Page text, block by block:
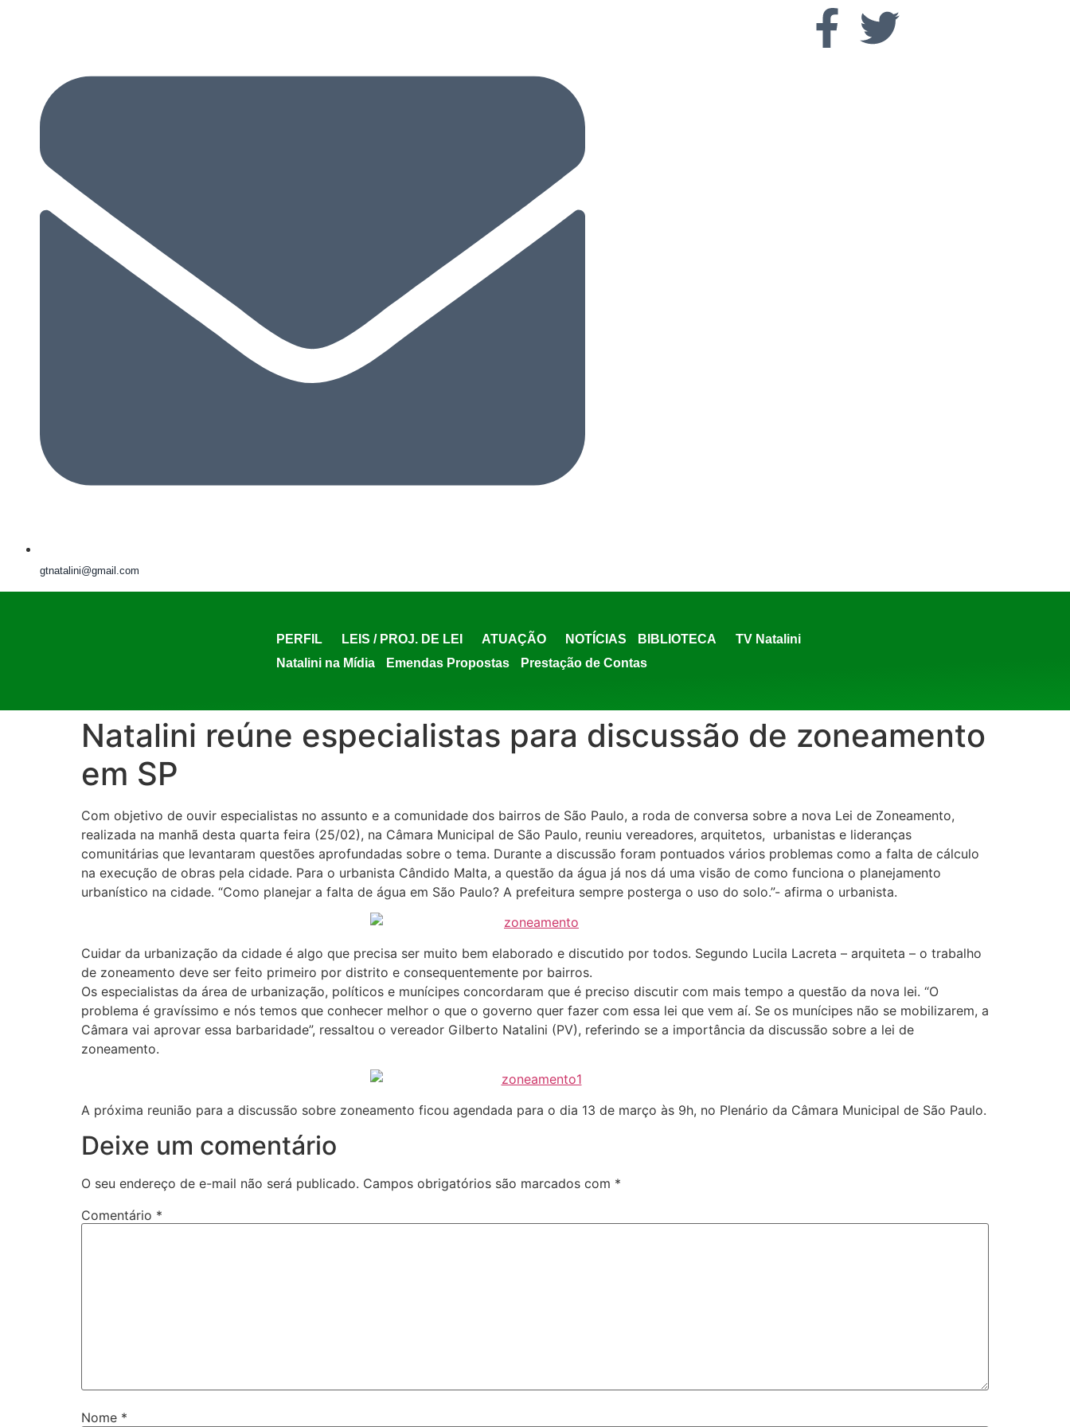
gtnatalini@gmail.com
PERFIL LEIS / PROJ. DE LEI ATUAÇÃO NOTÍCIAS BIBLIOTECA
TV Natalini
Natalini na Mídia
Emendas Propostas Prestação de Contas
Natalini reúne especialistas para discussão de zoneamento
em SP
Com objetivo de ouvir especialistas no assunto e a comunidade dos bairros de São Paulo, a roda de conversa sobre a nova Lei de Zoneamento,
realizada na manhã desta quarta feira (25/02), na Câmara Municipal de São Paulo, reuniu vereadores, arquitetos, urbanistas e lideranças
comunitárias que levantaram questões aprofundadas sobre o tema. Durante a discussão foram pontuados vários problemas como a falta de cálculo
na execução de obras pela cidade. Para o urbanista Cândido Malta, a questão da água já nos dá uma visão de como funciona o planejamento
urbanístico na cidade. “Como planejar a falta de água em São Paulo? A prefeitura sempre posterga o uso do solo.”- afirma o urbanista.
Cuidar da urbanização da cidade é algo que precisa ser muito bem elaborado e discutido por todos. Segundo Lucila Lacreta – arquiteta – o trabalho
de zoneamento deve ser feito primeiro por distrito e consequentemente por bairros.
Os especialistas da área de urbanização, políticos e munícipes concordaram que é preciso discutir com mais tempo a questão da nova lei. “O
problema é gravíssimo e nós temos que conhecer melhor o que o governo quer fazer com essa lei que vem aí. Se os munícipes não se mobilizarem, a
Câmara vai aprovar essa barbaridade”, ressaltou o vereador Gilberto Natalini (PV), referindo se a importância da discussão sobre a lei de
zoneamento.
A próxima reunião para a discussão sobre zoneamento ficou agendada para o dia 13 de março às 9h, no Plenário da Câmara Municipal de São Paulo.
Deixe um comentário
O seu endereço de e-mail não será publicado. Campos obrigatórios são marcados com *
Comentário *
Nome *